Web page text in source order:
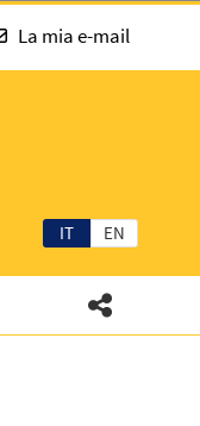
La mia e-mail
IT EN